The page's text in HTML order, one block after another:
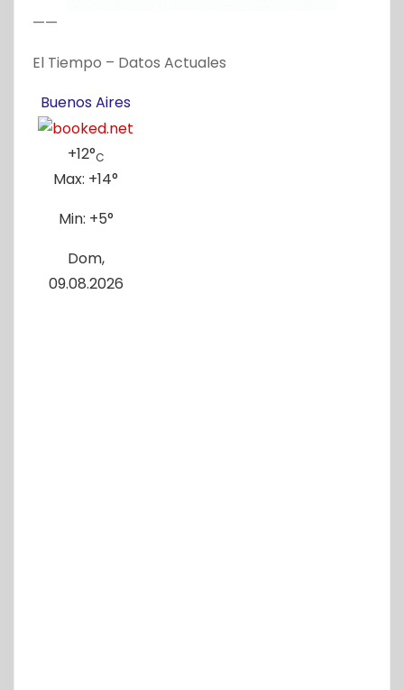
——
El Tiempo – Datos Actuales
Buenos Aires
+12°C
Max: +14°
Min: +5°
Dom,
09.08.2026